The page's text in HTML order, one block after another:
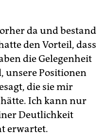
da und bestand
den Vorteil, dass
die Gelegenheit
unsere Positionen
die sie mir
Ich kann nur
Deutlichkeit
erwartet.